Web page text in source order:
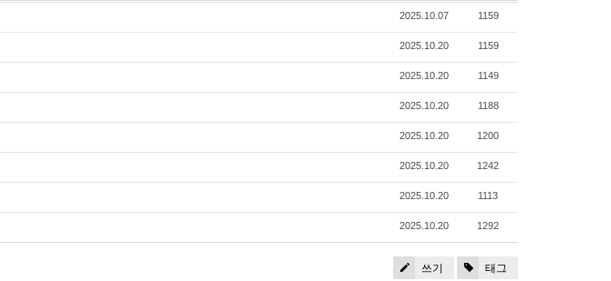
2025.10.07 1159
2025.10.20 1159
2025.10.20 1149
2025.10.20 1188
2025.10.20 1200
2025.10.20 1242
2025.10.20 1113
2025.10.20 1292
쓰기 태그